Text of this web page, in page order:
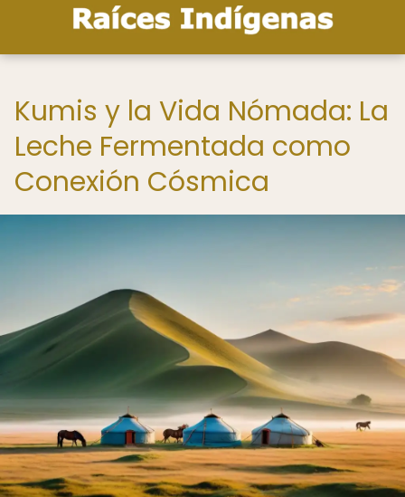
Kumis y la Vida Nómada: La
Leche Fermentada como
Conexión Cósmica